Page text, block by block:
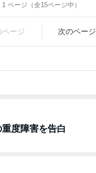
1ページ（全15ページ中）
ページ 次のページ
度障害を告白